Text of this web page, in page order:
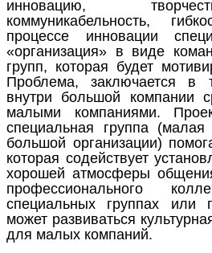
инновацию,
коммуникабельность,
процессе инновации
«организация» в виде
групп, которая будет
Проблема, заключается в
внутри большой компании
малыми компаниями.
специальная группа (малая
большой организации)
которая содействует
хорошей атмосферы
профессионального
специальных группах или
может развиваться
для малых компаний.